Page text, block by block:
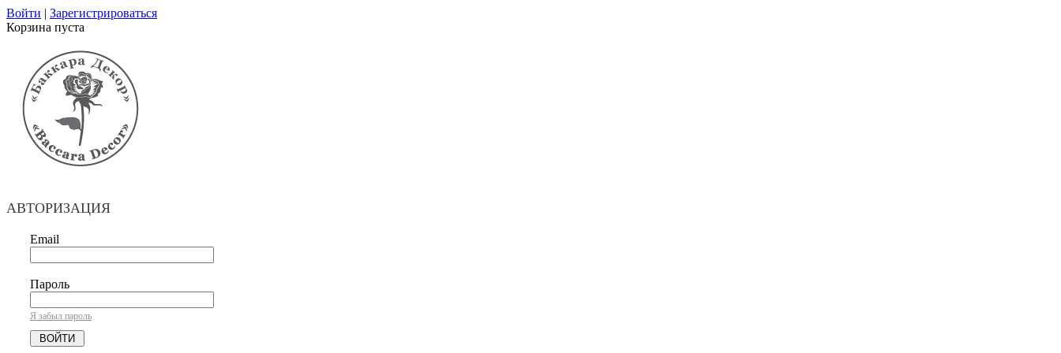
Войти | Зарегистрироваться
Корзина пуста
АВТОРИЗАЦИЯ
Email
Пароль
Я забыл пароль